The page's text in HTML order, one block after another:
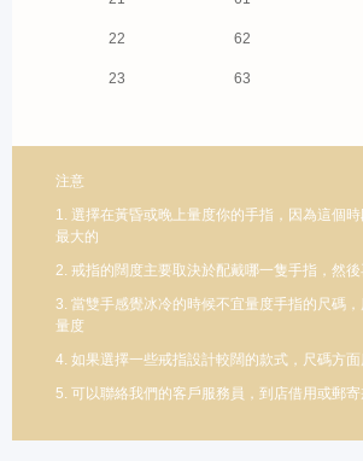
22 62
23 63
注意
1. 選擇在黃昏或晚上量度你的手指，因為這個
最大的
2. 戒指的闊度主要取決於配戴哪一隻手指，然
3. 當雙手感覺冰冷的時候不宜量度手指的尺碼
量度
4. 如果選擇一些戒指設計較闊的款式，尺碼方
5. 可以聯絡我們的客戶服務員，到店借用或郵